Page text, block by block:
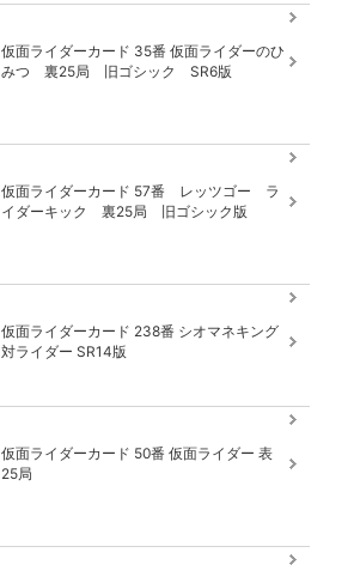
仮面ライダーカード 35番 仮面ライダーのひ
みつ 裏25局 旧ゴシック SR6版
仮面ライダーカード 57番 レッツゴー ラ
イダーキック 裏25局 旧ゴシック版
仮面ライダーカード 238番 シオマネキング
対ライダー SR14版
仮面ライダーカード 50番 仮面ライダー 表
25局